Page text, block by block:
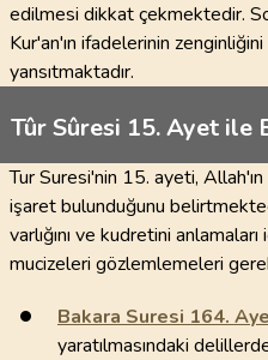
edilmesi dikkat çekmektedir.
Kur'an'ın ifadelerinin
yansıtmaktadır.
Tûr Sûresi 15. Ayet ile
Tur Suresi'nin 15. ayeti,
işaret bulunduğunu
varlığını ve kudretini
mucizeleri gözlemlemeleri
Bakara Suresi 164.
yaratılmasındaki